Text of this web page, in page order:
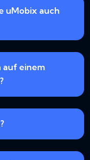
uMobix auch
auf einem